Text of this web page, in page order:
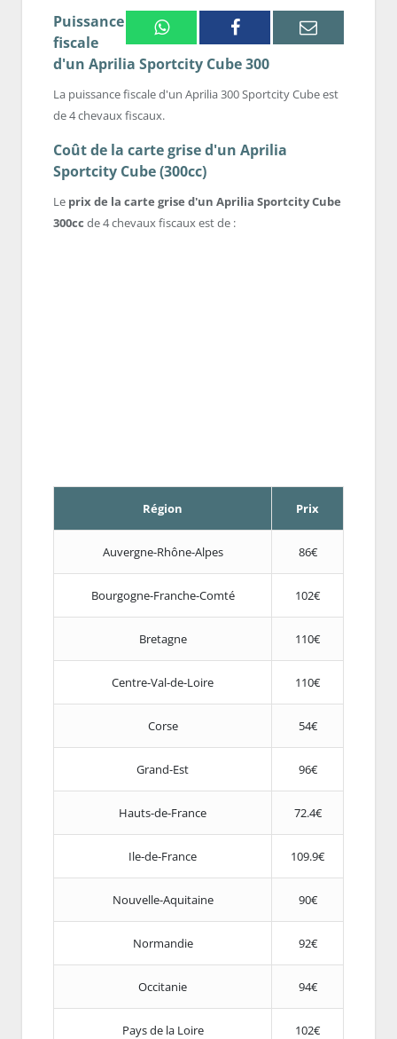
WhatsappFacebook Email
Puissance
fiscale
d'un Aprilia Sportcity Cube 300
La puissance fiscale d'un Aprilia 300 Sportcity Cube est
de 4 chevaux fiscaux.
Coût de la carte grise d'un Aprilia
Sportcity Cube (300cc)
Le prix de la carte grise d'un Aprilia Sportcity Cube
300cc de 4 chevaux fiscaux est de :
Région Prix
Auvergne-Rhône-Alpes 86€
Bourgogne-Franche-Comté 102€
Bretagne 110€
Centre-Val-de-Loire 110€
Corse 54€
Grand-Est 96€
Hauts-de-France 72.4€
Ile-de-France 109.9€
Nouvelle-Aquitaine 90€
Normandie 92€
Occitanie 94€
Pays de la Loire 102€